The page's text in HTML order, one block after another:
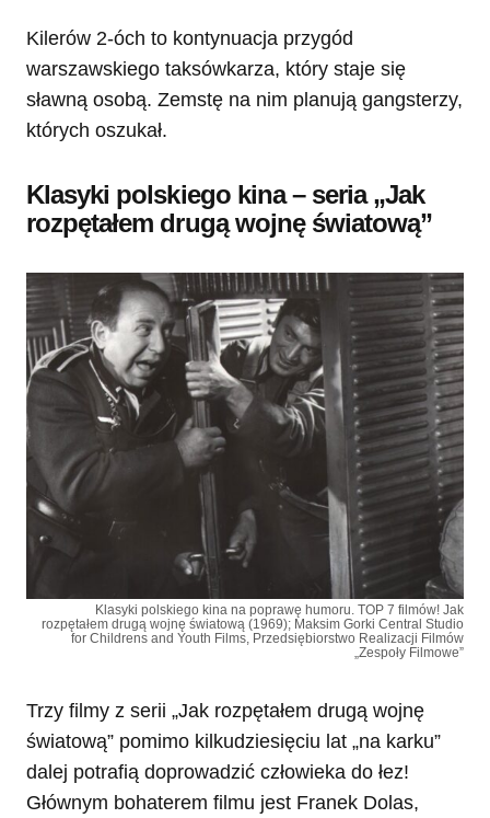
Kilerów 2-óch to kontynuacja przygód
warszawskiego taksówkarza, który staje się
sławną osobą. Zemstę na nim planują gangsterzy,
których oszukał.
Klasyki polskiego kina – seria „Jak
rozpętałem drugą wojnę światową”
Klasyki polskiego kina na poprawę humoru. TOP 7 filmów! Jak
rozpętałem drugą wojnę światową (1969); Maksim Gorki Central Studio
for Childrens and Youth Films, Przedsiębiorstwo Realizacji Filmów
„Zespoły Filmowe”
Trzy filmy z serii „Jak rozpętałem drugą wojnę
światową” pomimo kilkudziesięciu lat „na karku”
dalej potrafią doprowadzić człowieka do łez!
Głównym bohaterem filmu jest Franek Dolas,